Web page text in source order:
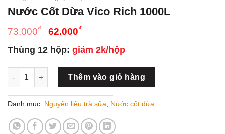
Nước Cốt Dừa Vico Rich 1000L
73.000₫
Giá
là:
73.000₫.
62.000₫Giá
tại
là:
62.000₫.
Thùng 12 hộp: giảm 2k/hộp
Nước Cốt Dừa Vico Rich 1000L số lượng
Thêm vào giỏ hàng
Danh mục: Nguyên liệu trà sữa Nước cốt dừa